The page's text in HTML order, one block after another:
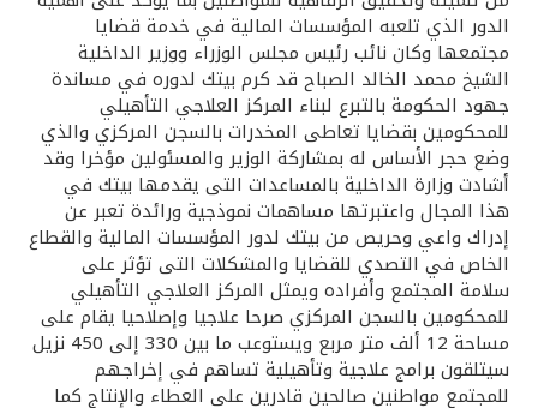
ماليزيا
تركيا
مصر
المملكة المتحدة
مملكة البحرين
الدور الذي تلعبه المؤسسات المالية في خدمة قضايا
مجتمعها وكان نائب رئيس مجلس الوزراء ووزير الداخلية
الشيخ محمد الخالد الصباح قد كرم بيتك لدوره في مساندة
جهود الحكومة بالتبرع لبناء المركز العلاجي التأهيلي
للمحكومين بقضايا تعاطى المخدرات بالسجن المركزي والذي
وضع حجر الأساس له بمشاركة الوزير والمسئولين مؤخرا وقد
أشادت وزارة الداخلية بالمساعدات التى يقدمها بيتك في
هذا المجال واعتبرتها مساهمات نموذجية ورائدة تعبر عن
إدراك واعي وحريص من بيتك لدور المؤسسات المالية والقطاع
الخاص في التصدي للقضايا والمشكلات التى تؤثر على
سلامة المجتمع وأفراده ويمثل المركز العلاجي التأهيلي
للمحكومين بالسجن المركزي صرحا علاجيا وإصلاحيا يقام على
مساحة 12 ألف متر مربع ويستوعب ما بين 330 إلى 450 نزيل
سيتلقون برامج علاجية وتأهيلية تساهم في إخراجهم
للمجتمع مواطنين صالحين قادرين على العطاء والإنتاج كما